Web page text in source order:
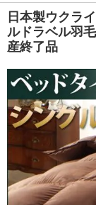
日本製ウクラ
ルドラベル羽
産終了品